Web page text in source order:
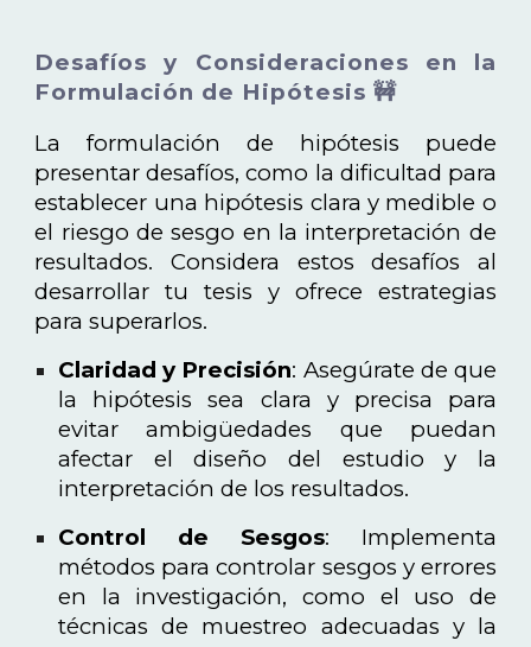
Desafíos y Consideraciones en la
Formulación de Hipótesis 🚧
La formulación de hipótesis puede
presentar desafíos, como la dificultad para
establecer una hipótesis clara y medible o
el riesgo de sesgo en la interpretación de
resultados. Considera estos desafíos al
desarrollar tu tesis y ofrece estrategias
para superarlos.
Claridad y Precisión: Asegúrate de que
la hipótesis sea clara y precisa para
evitar ambigüedades que puedan
afectar el diseño del estudio y la
interpretación de los resultados.
Control de Sesgos: Implementa
métodos para controlar sesgos y errores
en la investigación, como el uso de
técnicas de muestreo adecuadas y la